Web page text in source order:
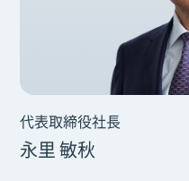
代表取締役社長
永里 敏秋